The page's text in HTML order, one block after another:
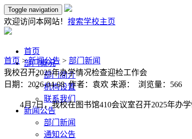
Toggle navigation
欢迎访问本网站！ 搜索学校主页
首页
部门概况
部门简介
机构设置
联系我们
新闻公告
部门新闻
通知公告
首页 >新闻公告 > 部门新闻
我校召开2025年办学情况检查迎检工作会
日期：2026-04-08 作者：袁欢 来源： 浏览量： 566
4月7日，我校在图书馆410会议室召开2025年办